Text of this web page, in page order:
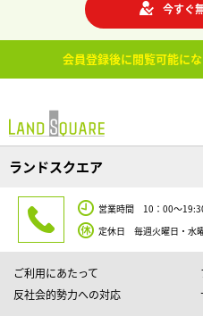
今すぐ
会員登録後に閲覧可能に
ランドスクエア
営業時間 10：00～
定休日 毎週火曜日・水
ご利用にあたって
反社会的勢力への対応